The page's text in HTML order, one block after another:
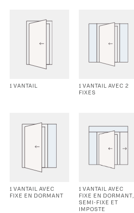
1 VANTAIL
1 VANTAIL AVEC 2
FIXES
1 VANTAIL AVEC
FIXE EN DORMANT
1 VANTAIL AVEC
FIXE EN DORMANT,
SEMI-FIXE ET
IMPOSTE